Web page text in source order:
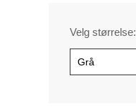
Velg størrelse: